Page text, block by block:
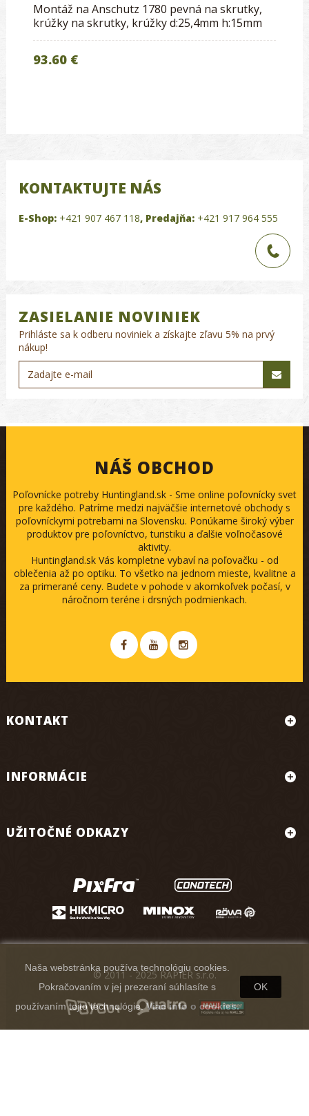
Montáž na Anschutz 1780 pevná na skrutky,
krúžky na skrutky, krúžky d:25,4mm h:15mm
93.60 €
KONTAKTUJTE NÁS
E-Shop: +421 907 467 118, Predajňa: +421 917 964 555
ZASIELANIE NOVINIEK
Prihláste sa k odberu noviniek a získajte zľavu 5% na prvý
nákup!
NÁŠ OBCHOD
Poľovnícke potreby Huntingland.sk - Sme online poľovnícky svet
pre každého. Patríme medzi najväčšie internetové obchody s
poľovníckymi potrebami na Slovensku. Ponúkame široký výber
produktov pre poľovníctvo, turistiku a ďalšie voľnočasové
aktivity.
Huntingland.sk Vás kompletne vybaví na poľovačku - od
oblečenia až po optiku. To všetko na jednom mieste, kvalitne a
za primerané ceny. Budete v pohode v akomkoľvek počasí, v
náročnom teréne i drsných podmienkach.
KONTAKT
INFORMÁCIE
UŽITOČNÉ ODKAZY
Naša webstránka používa technológiu cookies.
Pokračovaním v jej prezeraní súhlasíte s
používaním tejto technológie.Viac info o cookies.
OK
© 2011 - 2025 RAPIER s.r.o.